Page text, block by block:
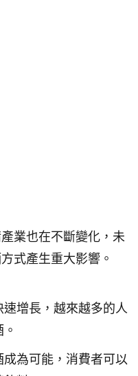
業也在不斷變化，未
式產生重大影響。
增長，越來越多的人
為可能，消費者可以